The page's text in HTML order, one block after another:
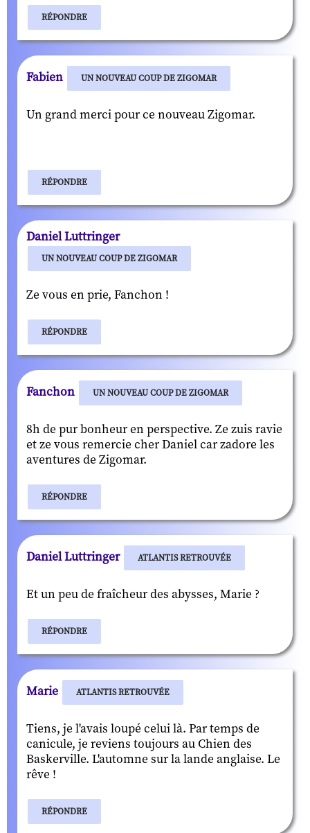
RÉPONDRE
Fabien UN NOUVEAU COUP DE ZIGOMAR
Un grand merci pour ce nouveau Zigomar.
RÉPONDRE
Daniel Luttringer
UN NOUVEAU COUP DE ZIGOMAR
Ze vous en prie, Fanchon !
RÉPONDRE
Fanchon UN NOUVEAU COUP DE ZIGOMAR
8h de pur bonheur en perspective. Ze zuis ravie
et ze vous remercie cher Daniel car zadore les
aventures de Zigomar.
RÉPONDRE
Daniel Luttringer ATLANTIS RETROUVÉE
Et un peu de fraîcheur des abysses, Marie ?
RÉPONDRE
Marie ATLANTIS RETROUVÉE
Tiens, je l'avais loupé celui là. Par temps de
canicule, je reviens toujours au Chien des
Baskerville. L'automne sur la lande anglaise. Le
rêve !
RÉPONDRE